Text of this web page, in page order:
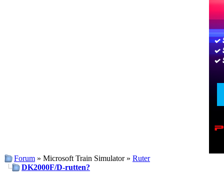
Forum » Microsoft Train Simulator » Ruter
DK2000F/D-rutten?